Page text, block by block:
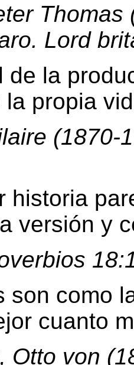
Lord
de la
la propia
(1870-
historia
versión y
son como
cuanto
Otto von